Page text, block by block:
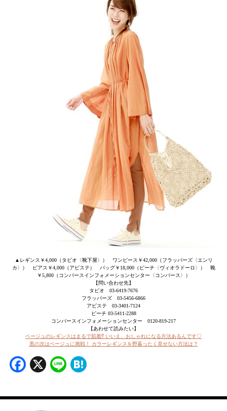
▲レギンス￥4,000（タビオ〈靴下屋〉） ワンピース￥42,000（フラッパーズ〈エンリ
カ〉） ピアス￥4,000（アビステ） バッグ￥18,000（ピーチ〈ヴィオラドーロ〉） 靴
￥5,800（コンバースインフォメーションセンター〈コンバース〉）
【問い合わせ先】
タビオ 03-6419-7676
フラッパーズ 03-5456-6866
アビステ 03-3401-7124
ピーチ 03-5411-2288
コンバースインフォメーションセンター 0120-819-217
【あわせて読みたい】
ベージュのレギンスはまるで肌着⁉ いいえ、おしゃれになる方法あるんです♡
黒の次はベージュに挑戦！ カラーレギンスを野暮ったく見せない方法は？
Facebook
X Line